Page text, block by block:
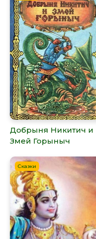
Добрыня Никитич и
Змей Горыныч
Сказки